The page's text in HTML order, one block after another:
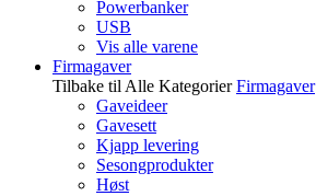
Powerbanker
USB
Vis alle varene
Firmagaver
Tilbake til Alle Kategorier Firmagaver
Gaveideer
Gavesett
Kjapp levering
Sesongprodukter
Høst